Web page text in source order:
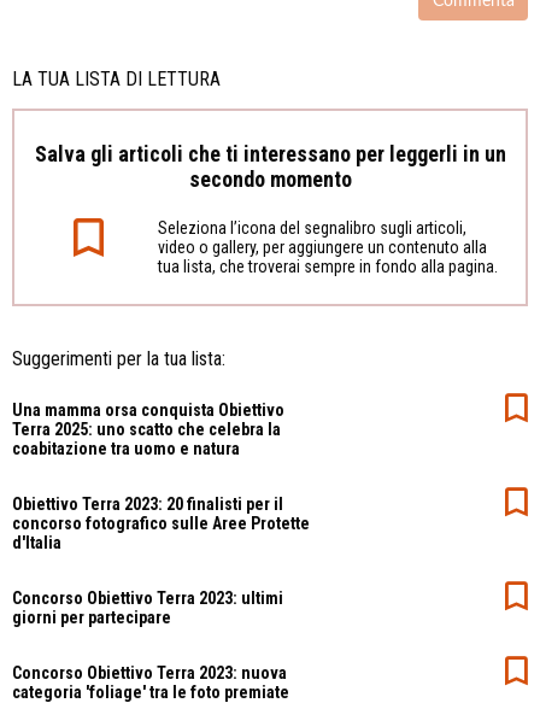
LA TUA LISTA DI LETTURA
Salva gli articoli che ti interessano per leggerli in un
secondo momento
Seleziona l’icona del segnalibro sugli articoli,
video o gallery, per aggiungere un contenuto alla
tua lista, che troverai sempre in fondo alla pagina.
Suggerimenti per la tua lista:
Una mamma orsa conquista Obiettivo
Terra 2025: uno scatto che celebra la
coabitazione tra uomo e natura
Obiettivo Terra 2023: 20 finalisti per il
concorso fotografico sulle Aree Protette
d'Italia
Concorso Obiettivo Terra 2023: ultimi
giorni per partecipare
Concorso Obiettivo Terra 2023: nuova
categoria 'foliage' tra le foto premiate